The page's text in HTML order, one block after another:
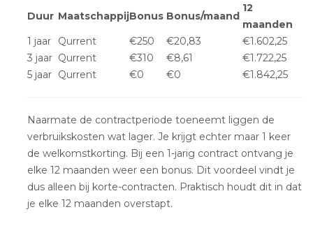
Duur MaatschappijBonus Bonus/maand
12
maanden
1 jaar
Qurrent €250 €20,83
€1.602,25
3 jaar Qurrent €310 €8,61
€1.722,25
5 jaar Qurrent €0 €0 €1.842,25
Naarmate de contractperiode toeneemt liggen de
verbruikskosten wat lager. Je krijgt echter maar 1 keer
de welkomstkorting. Bij een 1-jarig contract ontvang je
elke 12 maanden weer een bonus. Dit voordeel vindt je
dus alleen bij korte-contracten. Praktisch houdt dit in dat
je elke 12 maanden overstapt.